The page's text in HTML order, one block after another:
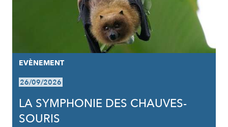
EVÈNEMENT
26/09/2026
LA SYMPHONIE DES CHAUVES-
SOURIS